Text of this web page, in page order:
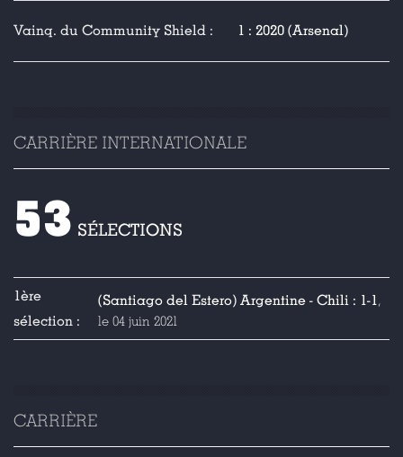
Vainq. du Community Shield : 1 : 2020 (Arsenal)
CARRIÈRE INTERNATIONALE
53 SÉLECTIONS
1ère
sélection :
(Santiago del Estero) Argentine - Chili : 1-1,
le 04 juin 2021
CARRIÈRE